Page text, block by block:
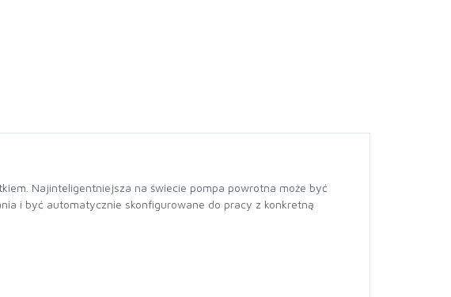
Najinteligentniejsza na świecie pompa powrotna może być
i być automatycznie skonfigurowane do pracy z konkretną